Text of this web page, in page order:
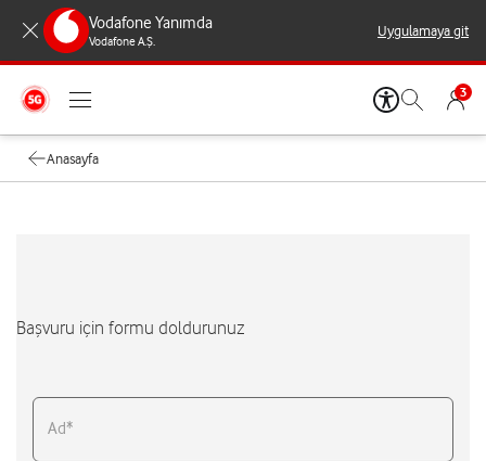
Vodafone Yanımda
Vodafone A.Ş.
Uygulamaya git
3
Anasayfa
Başvuru için formu doldurunuz
Ad*